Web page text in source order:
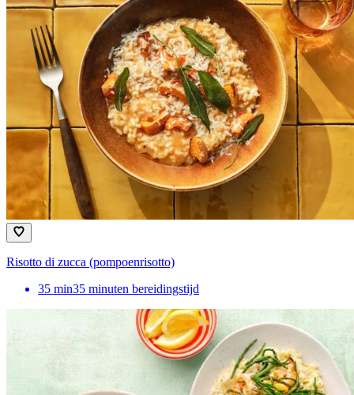
Risotto di zucca (pompoenrisotto)
35 min35 minuten bereidingstijd